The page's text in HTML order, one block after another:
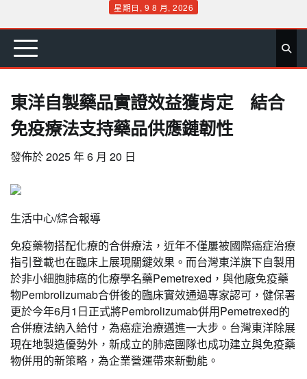
content
星期日, 9 8 月, 2026
首 要 娛 生 社 文 公 運 旅 政 地 專
東洋自製藥品實證效益獲肯定 結合
免疫療法支持藥品供應鏈韌性
發佈於2025 年 6 月 20 日
生活中心/綜合報導
免疫藥物搭配化療的合併療法，近年不僅屢被國際癌症治療
指引登載也在臨床上展現關鍵效果。而台灣東洋旗下自製用
於非小細胞肺癌的化療學名藥Pemetrexed，與他廠免疫藥
物Pembrolizumab合併後的臨床實效通過專家認可，健保署
更於今年6月1日正式將Pembrolizumab併用Pemetrexed的
合併療法納入給付，為癌症治療邁進一大步。台灣東洋除展
現在地製造優勢外，新成立的肺癌團隊也成功建立與免疫藥
物併用的新策略，為企業營運帶來新動能。